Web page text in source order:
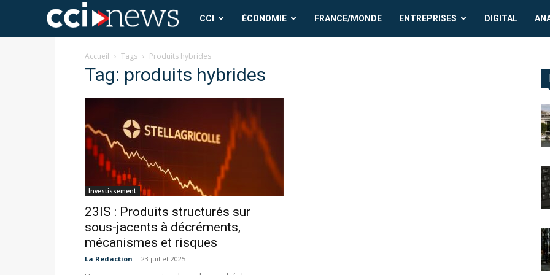
CCI
News
CCI ÉCONOMIE FRANCE/MONDE ENTREPRISES DIGITAL
Accueil Tags Produits hybrides
Tag: produits hybrides
Investissement
23IS : Produits structurés sur
sous-jacents à décréments,
mécanismes et risques
La Redaction - 23 juillet 2025